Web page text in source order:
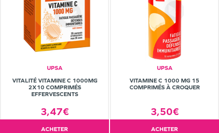
UPSA
VITALITÉ VITAMINE C 1000MG
2X10 COMPRIMÉS
EFFERVESCENTS
3,47€
ACHETER
UPSA
VITAMINE C 1000 MG 15
COMPRIMÉS À CROQUER
3,50€
ACHETER